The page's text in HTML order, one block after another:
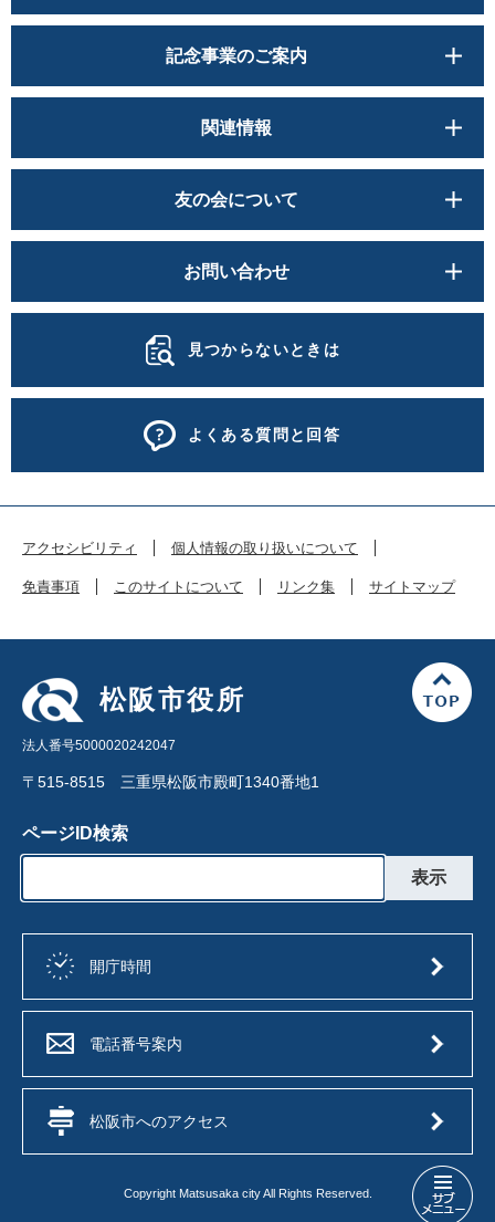
松
記念事業のご案内
関連情報
友の会について
お問い合わせ
見つからないときは
よくある質問と回答
アクセシビリティ 個人情報の取り扱いについて
免責事項 このサイトについて リンク集 サイトマップ
松阪市役所
法人番号5000020242047
〒515-8515 三重県松阪市殿町1340番地1
ページID検索
開庁時間
電話番号案内
松阪市へのアクセス
Copyright Matsusaka city All Rights Reserved.